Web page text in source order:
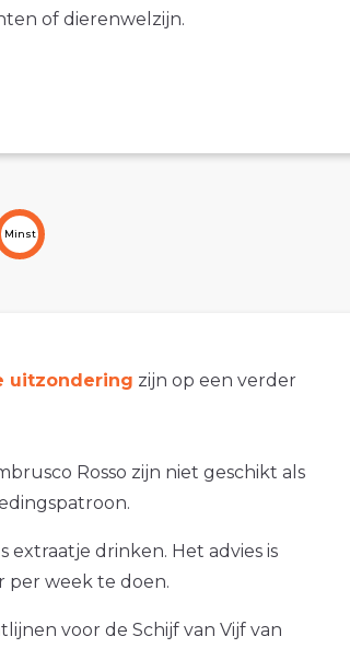
of dierenwelzijn.
Minst
uitzondering zijn op een verder
Rosso zijn niet geschikt als
extraatje drinken. Het advies is
per week te doen.
voor de Schijf van Vijf van